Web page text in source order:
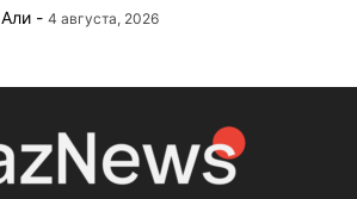
Али - 4 августа, 2026